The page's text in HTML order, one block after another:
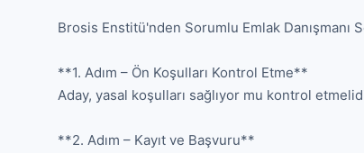
Brosis Enstitü'nden Sorumlu Emlak
**1. Adım – Ön Koşulları Kontrol Etme**
Aday, yasal koşulları sağlıyor mu kontrol
**2. Adım – Kayıt ve Başvuru**